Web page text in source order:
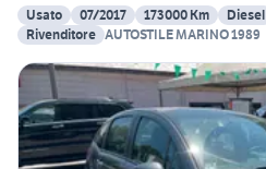
Usato 07/2017 173000 Km Diesel
Rivenditore AUTOSTILE MARINO 1989